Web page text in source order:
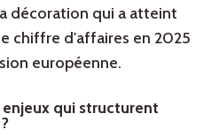
décoration qui a atteint
chiffre d'affaires en 2025
européenne.
qui structurent